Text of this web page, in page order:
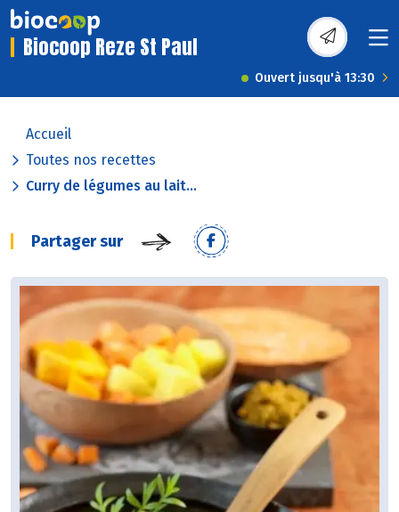
Biocoop Reze St Paul
Ouvert jusqu'à 13:30
Accueil
Toutes nos recettes
Curry de légumes au lait...
Partager sur